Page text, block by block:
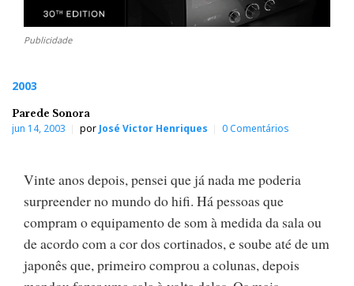
Publicidade
2003
Parede Sonora
jun 14, 2003 por José Victor Henriques 0 Comentários
Vinte anos depois, pensei que já nada me poderia
surpreender no mundo do hifi. Há pessoas que
compram o equipamento de som à medida da sala ou
de acordo com a cor dos cortinados, e soube até de um
japonês que, primeiro comprou a colunas, depois